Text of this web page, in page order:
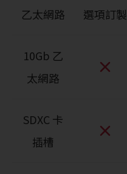
乙太網路
選項訂製
10Gb 乙
太網路
SDXC 卡
插槽